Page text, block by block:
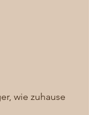
wie zuhause